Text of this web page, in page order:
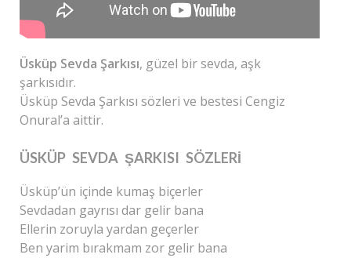
Üsküp Sevda Şarkısı, güzel bir sevda, aşk
şarkısıdır.
Üsküp Sevda Şarkısı sözleri ve bestesi Cengiz
Onural’a aittir.
ÜSKÜP SEVDA ŞARKISI SÖZLERI
Üsküp’ün içinde kumaş biçerler
Sevdadan gayrısı dar gelir bana
Ellerin zoruyla yardan geçerler
Ben yarim bırakmam zor gelir bana